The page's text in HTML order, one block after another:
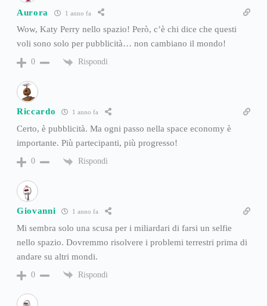
Aurora 1 anno fa
Wow, Katy Perry nello spazio! Però, c’è chi dice che questi
voli sono solo per pubblicità… non cambiano il mondo!
0 Rispondi
Riccardo 1 anno fa
Certo, è pubblicità. Ma ogni passo nella space economy è
importante. Più partecipanti, più progresso!
0 Rispondi
Giovanni 1 anno fa
Mi sembra solo una scusa per i miliardari di farsi un selfie
nello spazio. Dovremmo risolvere i problemi terrestri prima di
andare su altri mondi.
0 Rispondi